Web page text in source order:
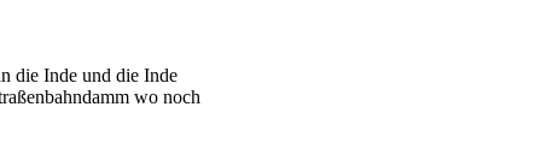
die Inde und die Inde
wo noch